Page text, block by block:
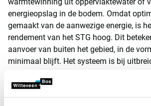
energieopslag in de bodem. Omdat
gemaakt van de aanwezige energie, is
rendement van het STG hoog. Dit
aanvoer van buiten het gebied, in de
minimaal blijft. Het systeem is bij
Tegengaan hittestress: